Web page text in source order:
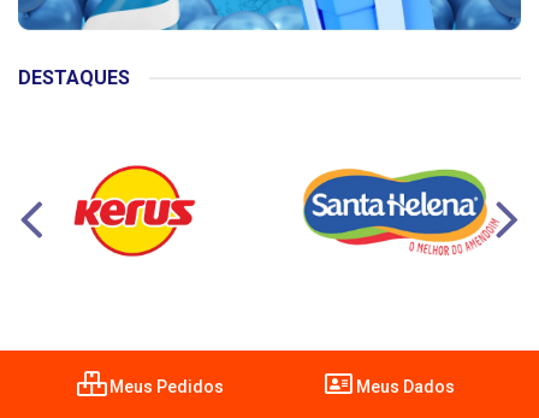
DESTAQUES
Meus Pedidos Meus Dados